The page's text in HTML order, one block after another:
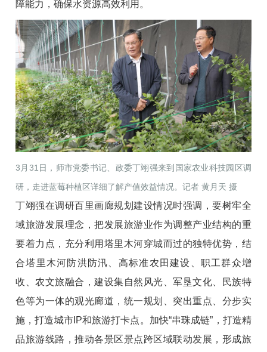
障能力，确保水资源高效利用。
3月31日，师市党委书记、政委丁翊强来到国家农业科技园区调
研，走进蓝莓种植区详细了解产值效益情况。记者 黄月天 摄
丁翊强在调研百里画廊规划建设情况时强调，要树牢全
域旅游发展理念，把发展旅游业作为调整产业结构的重
要着力点，充分利用塔里木河穿城而过的独特优势，结
合塔里木河防洪防汛、高标准农田建设、职工群众增
收、农文旅融合，建设集自然风光、军垦文化、民族特
色等为一体的观光廊道，统一规划、突出重点、分步实
施，打造城市IP和旅游打卡点。加快“串珠成链”，打造精
品旅游线路，推动各景区景点跨区域联动发展，形成旅